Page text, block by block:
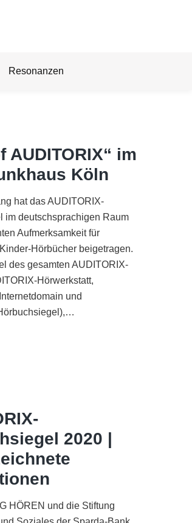
Resonanzen
AUDITORIX“ im
Köln
hat das AUDITORIX-
im deutschsprachigen Raum
Aufmerksamkeit für
Hörbücher beigetragen.
des gesamten AUDITORIX-
Hörwerkstatt,
und
2020 |
HÖREN und die Stiftung